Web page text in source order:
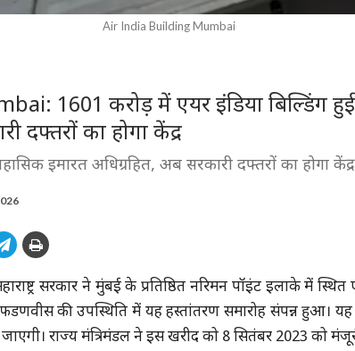
Air India Building Mumbai
1601 करोड़ में एयर इंडिया बिल्डिंग
दफ्तरों का होगा केंद्र
इमारत अधिग्रहित, अब सरकारी दफ्तरों का होगा केंद्र
सरकार ने मुंबई के प्रतिष्ठित नरिमन पॉइंट इलाके में
की उपस्थिति में यह हस्तांतरण समारोह संपन्न हुआ।
राज्य मंत्रिमंडल ने इस खरीद को 8 सितंबर 2023 को